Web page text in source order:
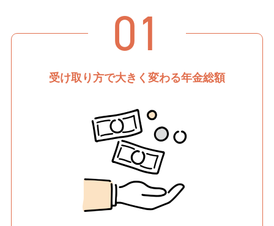
01
受け取り方で大きく変わる年金総額